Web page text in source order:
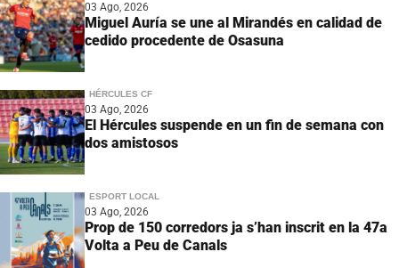
03 Ago, 2026
Miguel Auría se une al Mirandés en calidad de
cedido procedente de Osasuna
HÉRCULES CF
03 Ago, 2026
El Hércules suspende en un fin de semana con
dos amistosos
ESPORT LOCAL
03 Ago, 2026
Prop de 150 corredors ja s’han inscrit en la 47a
Volta a Peu de Canals